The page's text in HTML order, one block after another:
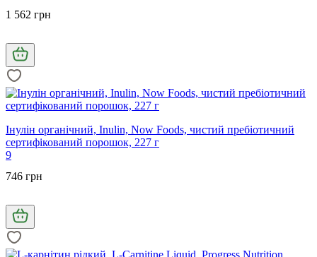
1 562 грн
Інулін органічний, Inulin, Now Foods, чистий пребіотичний
сертифікований порошок, 227 г
9
746 грн